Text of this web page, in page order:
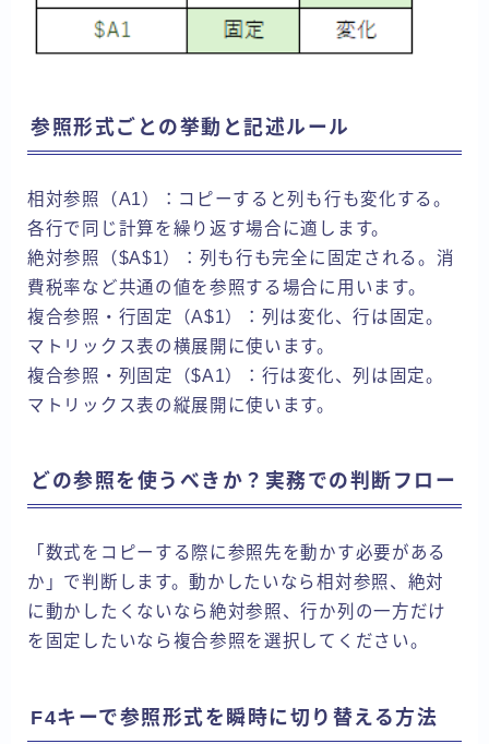
参照形式ごとの挙動と記述ルール
相対参照（A1）：コピーすると列も行も変化する。
各行で同じ計算を繰り返す場合に適します。
絶対参照（$A$1）：列も行も完全に固定される。消
費税率など共通の値を参照する場合に用います。
複合参照・行固定（A$1）：列は変化、行は固定。
マトリックス表の横展開に使います。
複合参照・列固定（$A1）：行は変化、列は固定。
マトリックス表の縦展開に使います。
どの参照を使うべきか？実務での判断フロー
「数式をコピーする際に参照先を動かす必要がある
か」で判断します。動かしたいなら相対参照、絶対
に動かしたくないなら絶対参照、行か列の一方だけ
を固定したいなら複合参照を選択してください。
F4キーで参照形式を瞬時に切り替える方法